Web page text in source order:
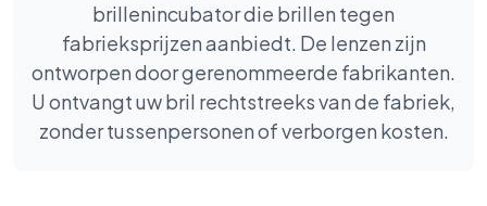
brillenincubator die brillen tegen
fabrieksprijzen aanbiedt. De lenzen zijn
ontworpen door gerenommeerde fabrikanten.
U ontvangt uw bril rechtstreeks van de fabriek,
zonder tussenpersonen of verborgen kosten.